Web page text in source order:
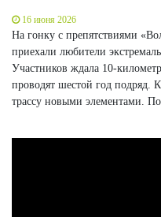
16 июня 2026
На гонку с препятствиями
приехали любители
Участников ждала 10-
проводят шестой год подряд.
трассу новыми элементами.